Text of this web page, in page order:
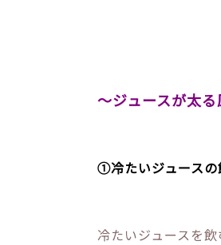
～ジュースが太
①冷たいジュースの
冷たいジュースを